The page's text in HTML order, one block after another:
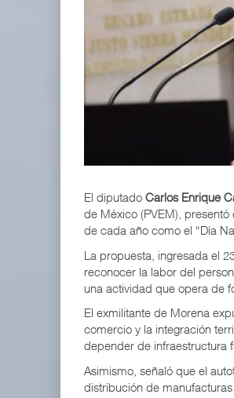
El diputado Carlos Enrique
de México (PVEM),
de cada año como el “Día
La propuesta, ingresada el
reconocer la labor del
una actividad que opera de
El exmilitante de Morena
comercio y la integración
depender de infraestructura
Asimismo, señaló que el
distribución de
APM Terminals incrementa
05 AGO 2026
EE.UU. plantea nuevas